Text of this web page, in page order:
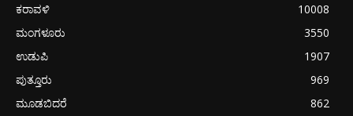
ಕರಾವಳಿ
10008
ಮಂಗಳೂರು
3550
ಉಡುಪಿ
1907
ಪುತ್ತೂರು
969
ಮೂಡಬಿದರೆ
862